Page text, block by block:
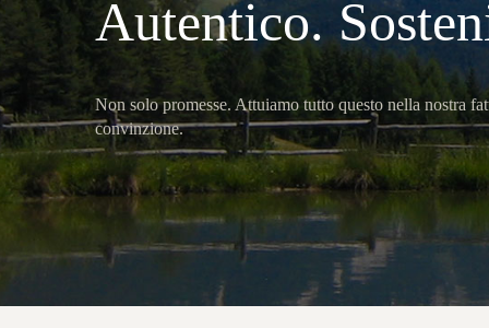
Autentico.
Non solo promesse. Attuiamo tutto questo nella nostra
convinzione.